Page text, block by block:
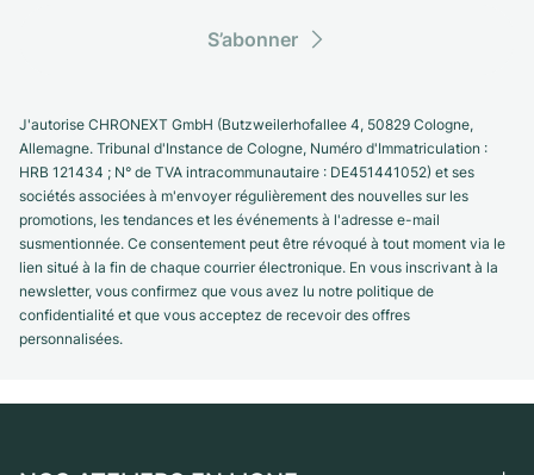
S’abonner
J'autorise CHRONEXT GmbH (Butzweilerhofallee 4, 50829 Cologne,
Allemagne. Tribunal d'Instance de Cologne, Numéro d'Immatriculation :
HRB 121434 ; N° de TVA intracommunautaire : DE451441052) et ses
sociétés associées à m'envoyer régulièrement des nouvelles sur les
promotions, les tendances et les événements à l'adresse e-mail
susmentionnée. Ce consentement peut être révoqué à tout moment via le
lien situé à la fin de chaque courrier électronique. En vous inscrivant à la
newsletter, vous confirmez que vous avez lu notre politique de
confidentialité et que vous acceptez de recevoir des offres
personnalisées.